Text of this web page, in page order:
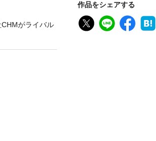
作品をシェアする
がライバル